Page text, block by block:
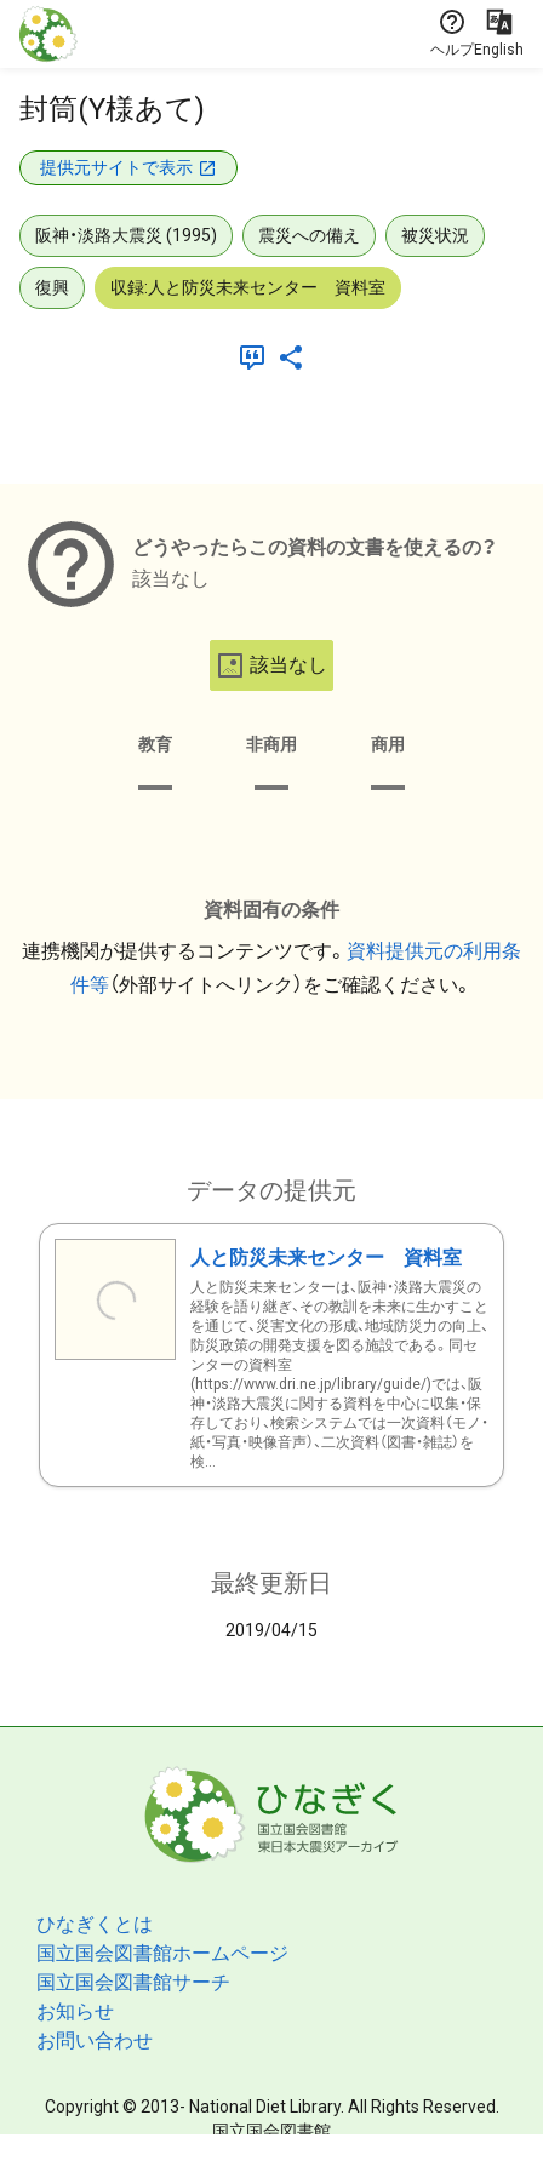
本文に飛ぶ
ヘルプEnglish
封筒(Y様あて)
提供元サイトで表示
阪神・淡路大震災 (1995) 震災への備え 被災状況
復興 収録:人と防災未来センター 資料室
どうやったらこの資料の文書を使えるの？
該当なし
該当なし
教育 非商用 商用
資料固有の条件
連携機関が提供するコンテンツです。 資料提供元の利用条
件等（外部サイトへリンク）をご確認ください。
データの提供元
人と防災未来センター 資料室
人と防災未来センターは、阪神・淡路大震災の
経験を語り継ぎ、その教訓を未来に生かすこと
を通じて、災害文化の形成、地域防災力の向上、
防災政策の開発支援を図る施設である。同セ
ンターの資料室
(https://www.dri.ne.jp/library/guide/)では、阪
神・淡路大震災に関する資料を中心に収集・保
存しており、検索システムでは一次資料（モノ・
紙・写真・映像音声）、二次資料（図書・雑誌）を
検...
最終更新日
2019/04/15
ひなぎくとは
国立国会図書館ホームページ
国立国会図書館サーチ
お知らせ
お問い合わせ
Copyright © 2013- National Diet Library. All Rights Reserved.